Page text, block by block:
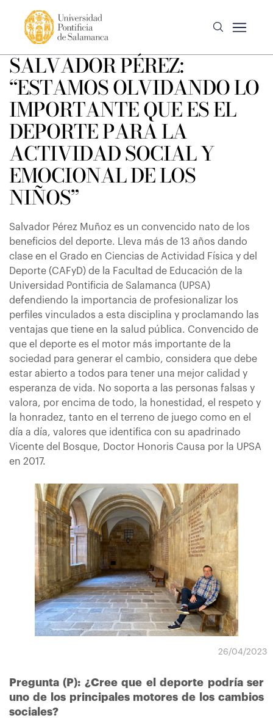
SALVADOR PÉREZ:
“ESTAMOS OLVIDANDO LO
IMPORTANTE QUE ES EL
DEPORTE PARA LA
ACTIVIDAD SOCIAL Y
EMOCIONAL DE LOS
NIÑOS”
Salvador Pérez Muñoz es un convencido nato de los
beneficios del deporte. Lleva más de 13 años dando
clase en el Grado en Ciencias de Actividad Física y del
Deporte (CAFyD) de la Facultad de Educación de la
Universidad Pontificia de Salamanca (UPSA)
defendiendo la importancia de profesionalizar los
perfiles vinculados a esta disciplina y proclamando las
ventajas que tiene en la salud pública. Convencido de
que el deporte es el motor más importante de la
sociedad para generar el cambio, considera que debe
estar abierto a todos para tener una mejor calidad y
esperanza de vida. No soporta a las personas falsas y
valora, por encima de todo, la honestidad, el respeto y
la honradez, tanto en el terreno de juego como en el
día a día, valores que identifica con su apadrinado
Vicente del Bosque, Doctor Honoris Causa por la UPSA
en 2017.
26/04/2023
Pregunta (P): ¿Cree que el deporte podría ser
uno de los principales motores de los cambios
sociales?